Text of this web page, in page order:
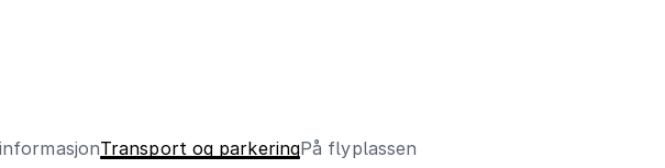
Transport og parkeringPå flyplassen